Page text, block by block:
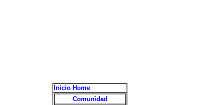
Inicio Home
Comunidad